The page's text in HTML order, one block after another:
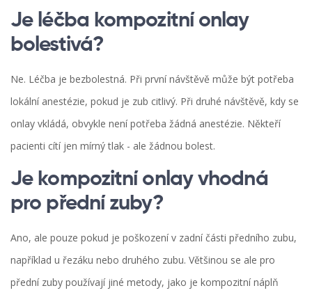
Je léčba kompozitní onlay
bolestivá?
Ne. Léčba je bezbolestná. Při první návštěvě může být potřeba
lokální anestézie, pokud je zub citlivý. Při druhé návštěvě, kdy se
onlay vkládá, obvykle není potřeba žádná anestézie. Někteří
pacienti cítí jen mírný tlak - ale žádnou bolest.
Je kompozitní onlay vhodná
pro přední zuby?
Ano, ale pouze pokud je poškození v zadní části předního zubu,
například u řezáku nebo druhého zubu. Většinou se ale pro
přední zuby používají jiné metody, jako je kompozitní náplň